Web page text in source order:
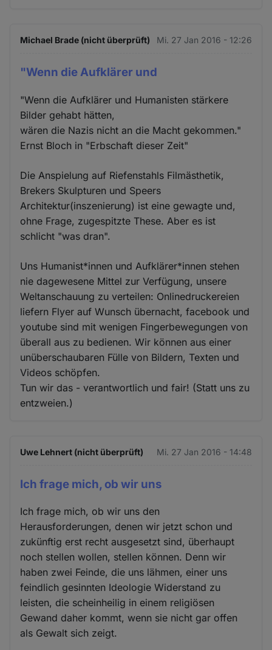
Michael Brade (nicht überprüft) Mi. 27 Jan 2016 - 12:26
"Wenn die Aufklärer und
"Wenn die Aufklärer und Humanisten stärkere
Bilder gehabt hätten,
wären die Nazis nicht an die Macht gekommen."
Ernst Bloch in "Erbschaft dieser Zeit"
Die Anspielung auf Riefenstahls Filmästhetik,
Brekers Skulpturen und Speers
Architektur(inszenierung) ist eine gewagte und,
ohne Frage, zugespitzte These. Aber es ist
schlicht "was dran".
Uns Humanist*innen und Aufklärer*innen stehen
nie dagewesene Mittel zur Verfügung, unsere
Weltanschauung zu verteilen: Onlinedruckereien
liefern Flyer auf Wunsch übernacht, facebook und
youtube sind mit wenigen Fingerbewegungen von
überall aus zu bedienen. Wir können aus einer
unüberschaubaren Fülle von Bildern, Texten und
Videos schöpfen.
Tun wir das - verantwortlich und fair! (Statt uns zu
entzweien.)
Uwe Lehnert (nicht überprüft) Mi. 27 Jan 2016 - 14:48
Ich frage mich, ob wir uns
Ich frage mich, ob wir uns den
Herausforderungen, denen wir jetzt schon und
zukünftig erst recht ausgesetzt sind, überhaupt
noch stellen wollen, stellen können. Denn wir
haben zwei Feinde, die uns lähmen, einer uns
feindlich gesinnten Ideologie Widerstand zu
leisten, die scheinheilig in einem religiösen
Gewand daher kommt, wenn sie nicht gar offen
als Gewalt sich zeigt.